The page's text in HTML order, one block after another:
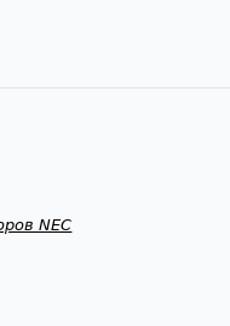
NEC